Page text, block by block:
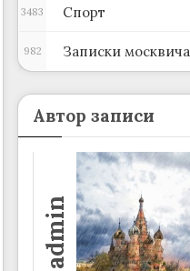
Спорт
3483
Записки москвича
982
Автор записи
admin